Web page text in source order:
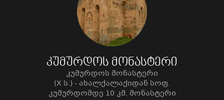
კუმურდოს მონასტერი
კუმურდოს მონასტერი
(X ს.) - ახალქალაქიდან სოფ.
კუმურდომდე 10 კმ. მონასტერი